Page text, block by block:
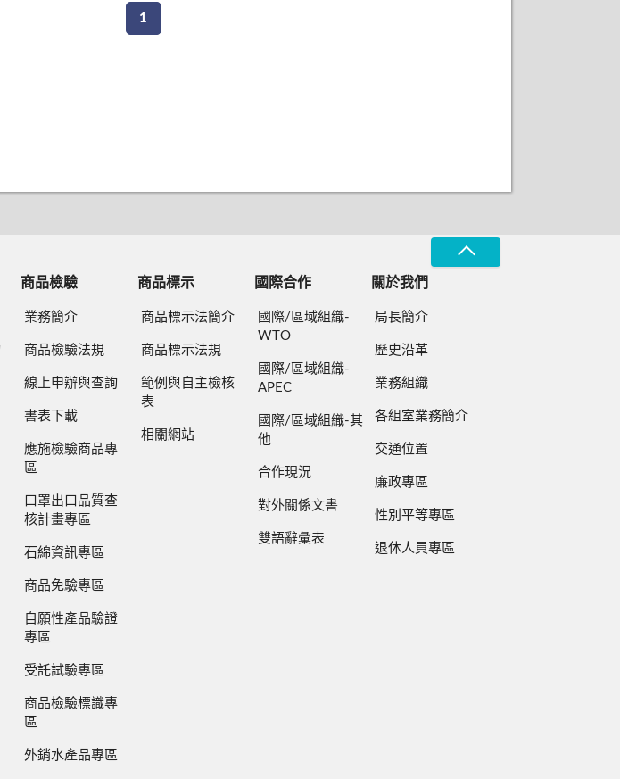
1
商品檢驗
業務簡介
商品檢驗法規
線上申辦與查詢
書表下載
應施檢驗商品專
區
口罩出口品質查
核計畫專區
石綿資訊專區
商品免驗專區
自願性產品驗證
專區
受託試驗專區
商品檢驗標識專
區
外銷水產品專區
商品標示
商品標示法簡介
商品標示法規
範例與自主檢核
表
相關網站
國際合作
國際/區域組織-
WTO
國際/區域組織-
APEC
國際/區域組織-其
他
合作現況
對外關係文書
雙語辭彙表
關於我們
局長簡介
歷史沿革
業務組織
各組室業務簡介
交通位置
廉政專區
性別平等專區
退休人員專區